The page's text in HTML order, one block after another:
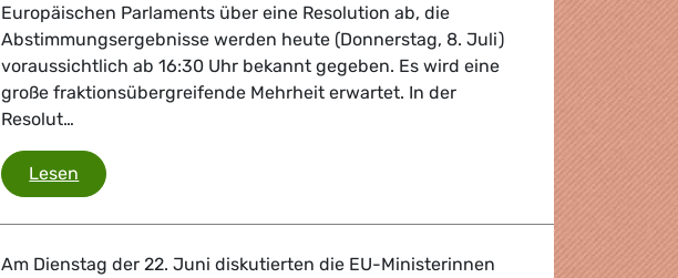
Europäischen Parlaments über eine Resolution ab, die
Abstimmungsergebnisse werden heute (Donnerstag, 8. Juli)
voraussichtlich ab 16:30 Uhr bekannt gegeben. Es wird eine
große fraktionsübergreifende Mehrheit erwartet. In der
Resolut…
Lesen Hongkong/Resolution mit Aufruf zu politischem Boykott der
Am Dienstag der 22. Juni diskutierten die EU-Ministerinnen